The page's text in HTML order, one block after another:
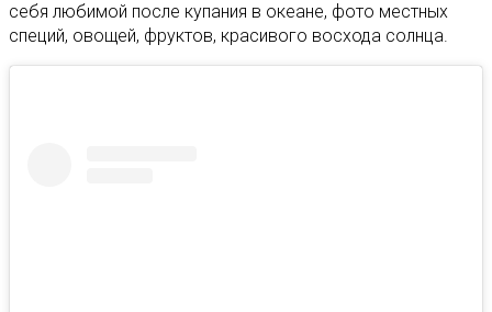
себя любимой после купания в океане, фото местных
специй, овощей, фруктов, красивого восхода солнца.